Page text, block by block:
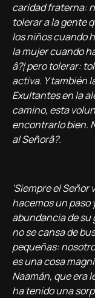
caridad fraterna:
tolerar a la gente
los niños cuando
la mujer cuando
â?¦ pero tolerar:
activa. Y también
Exultantes en la
camino, esta
encontrarlo bien.
al Señorâ?.
'Siempre el Señor
hacemos un paso
abundancia de su
no se cansa de
pequeñas:
es una cosa
Naamán, que era
ha tenido una